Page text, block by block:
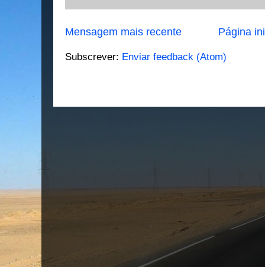
Mensagem mais recente Página
Subscrever: Enviar feedback (Atom)